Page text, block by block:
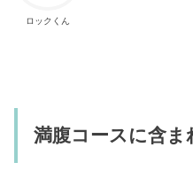
ロックくん
満腹コースに含ま